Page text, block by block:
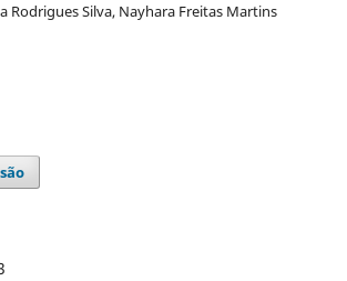
Rodrigues Silva, Nayhara Freitas Martins